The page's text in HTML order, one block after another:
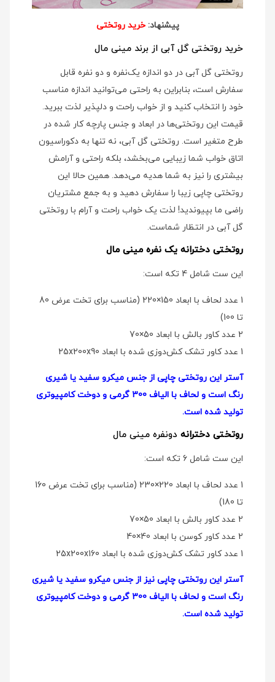
پیشنهاد:خرید روتختی
خرید روتختی گل آبی از برند مینی مال
روتختی گل آبی در دو اندازه یک‌نفره و دو نفره قابل
سفارش است، بنابراین به راحتی می‌توانید اندازه مناسب
خود را انتخاب کنید و از خواب راحت و دلپذیر لذت ببرید.
قیمت این روتختی‌ها در ابعاد و جنس پارچه کار شده در
طرح متغیر است. روتختی گل آبی، نه تنها به دکوراسیون
اتاق خواب شما زیبایی می‌بخشد، بلکه راحتی و آرامش
بیشتری را نیز به شما هدیه می‌دهد. همین حالا این
روتختی چاپی زیبا را سفارش دهید و به جمع مشتریان
راضی ما بپیوندید! لذت یک خواب راحت و آرام با روتختی
گل آبی در انتظار شماست.
روتختی دخترانه یک نفره مینی مال
این ست شامل 4 تکه است:
1 عدد لحاف با ابعاد 150×220 (مناسب برای تخت عرض 80
تا 100)
2 عدد کاور بالش با ابعاد 50×70
1 عدد کاور تشک کش‌دوزی شده با ابعاد 25x200x90
آستر این روتختی چاپی از جنس میکرو سفید یا شیری
رنگ است و لحاف با الیاف 300 گرمی و دوخت کامپیوتری
تولید شده است.
روتختی دخترانه دو‌نفره مینی مال
این ست شامل 6 تکه است:
1 عدد لحاف با ابعاد 220×230 (مناسب برای تخت عرض 160
تا 180)
2 عدد کاور بالش با ابعاد 50×70
2 عدد کاور کوسن با ابعاد 40×40
1 عدد کاور تشک کش‌دوزی شده با ابعاد 25x200x160
آستر این روتختی چاپی نیز از جنس میکرو سفید یا شیری
رنگ است و لحاف با الیاف 300 گرمی و دوخت کامپیوتری
تولید شده است.